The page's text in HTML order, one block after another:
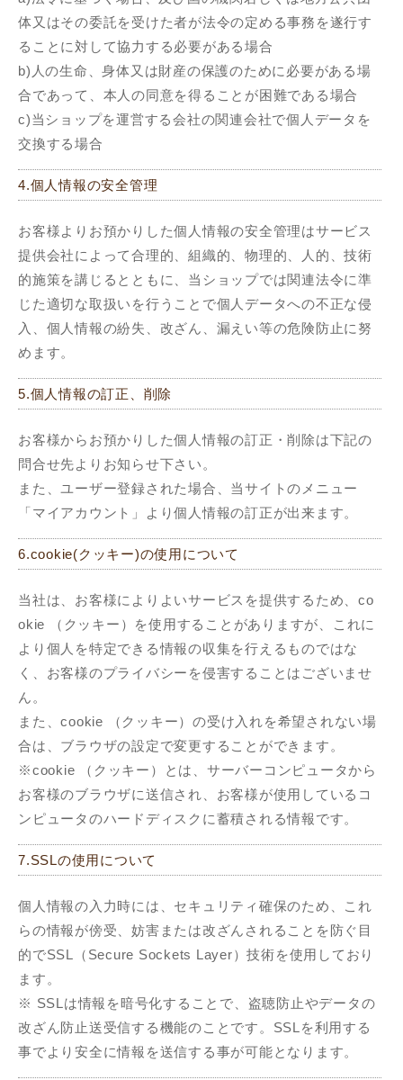
体又はその委託を受けた者が法令の定める事務を遂行す
ることに対して協力する必要がある場合
b)人の生命、身体又は財産の保護のために必要がある場
合であって、本人の同意を得ることが困難である場合
c)当ショップを運営する会社の関連会社で個人データを
交換する場合
4.個人情報の安全管理
お客様よりお預かりした個人情報の安全管理はサービス
提供会社によって合理的、組織的、物理的、人的、技術
的施策を講じるとともに、当ショップでは関連法令に準
じた適切な取扱いを行うことで個人データへの不正な侵
入、個人情報の紛失、改ざん、漏えい等の危険防止に努
めます。
5.個人情報の訂正、削除
お客様からお預かりした個人情報の訂正・削除は下記の
問合せ先よりお知らせ下さい。
また、ユーザー登録された場合、当サイトのメニュー
「マイアカウント」より個人情報の訂正が出来ます。
6.cookie(クッキー)の使用について
当社は、お客様によりよいサービスを提供するため、co
okie （クッキー）を使用することがありますが、これに
より個人を特定できる情報の収集を行えるものではな
く、お客様のプライバシーを侵害することはございませ
ん。
また、cookie （クッキー）の受け入れを希望されない場
合は、ブラウザの設定で変更することができます。
※cookie （クッキー）とは、サーバーコンピュータから
お客様のブラウザに送信され、お客様が使用しているコ
ンピュータのハードディスクに蓄積される情報です。
7.SSLの使用について
個人情報の入力時には、セキュリティ確保のため、これ
らの情報が傍受、妨害または改ざんされることを防ぐ目
的でSSL（Secure Sockets Layer）技術を使用しており
ます。
※ SSLは情報を暗号化することで、盗聴防止やデータの
改ざん防止送受信する機能のことです。SSLを利用する
事でより安全に情報を送信する事が可能となります。